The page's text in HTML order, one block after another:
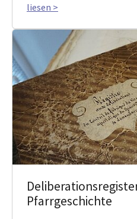
liesen >
Pfarrgeschichte